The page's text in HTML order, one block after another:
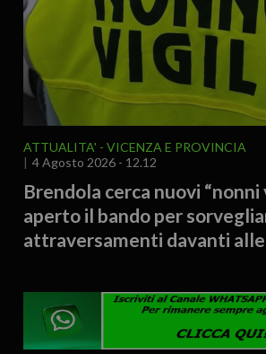
ATTUALITA'
VICENZA E PROVINCIA
4 Agosto 2026 - 12.12
Brendola cerca nuovi “nonni
aperto il bando per
attraversamenti davanti